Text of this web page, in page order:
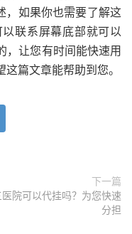
，如果你也需要了解这
联系屏幕底部就可以
，让您有时间能快速用
篇文章能帮助到您。
下一篇
医院可以代挂吗？为您快速
分担